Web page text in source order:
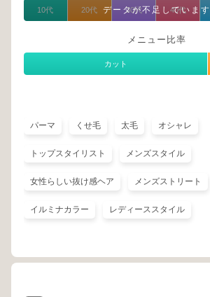
データが不足しています
10代 20代 30代 40代
メニュー比率
カット
パーマ くせ毛 太毛 オシャレ
トップスタイリスト メンズスタイル
女性らしい抜け感ヘア メンズストリート
イルミナカラー レディーススタイル